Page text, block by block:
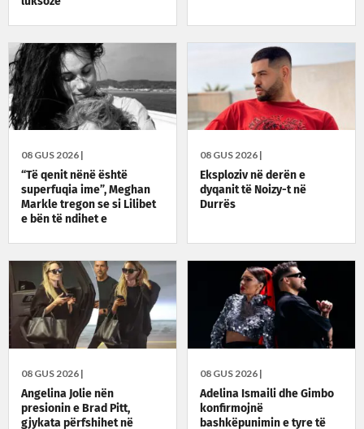
08 GUS 2026 |
“Të qenit nënë është
superfuqia ime”, Meghan
Markle tregon se si Lilibet
e bën të ndihet e
08 GUS 2026 |
Eksploziv në derën e
dyqanit të Noizy-t në
Durrës
08 GUS 2026 |
Angelina Jolie nën
presionin e Brad Pitt,
gjykata përfshihet në
08 GUS 2026 |
Adelina Ismaili dhe Gimbo
konfirmojnë
bashkëpunimin e tyre të